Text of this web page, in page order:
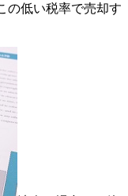
の低い税率で売却す